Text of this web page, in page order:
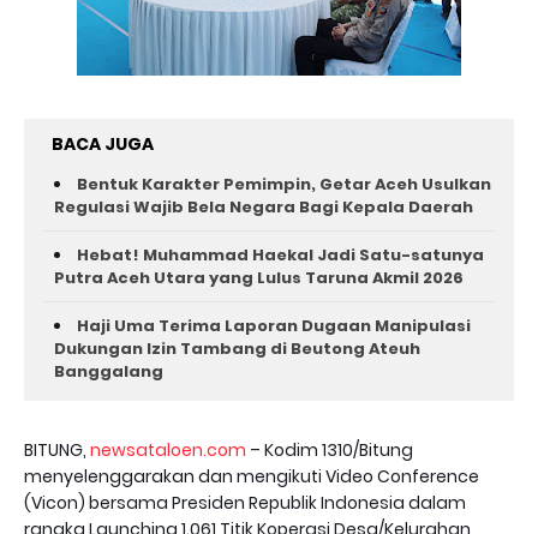
BACA JUGA
Bentuk Karakter Pemimpin, Getar Aceh Usulkan
Regulasi Wajib Bela Negara Bagi Kepala Daerah
Hebat! Muhammad Haekal Jadi Satu-satunya
Putra Aceh Utara yang Lulus Taruna Akmil 2026
Haji Uma Terima Laporan Dugaan Manipulasi
Dukungan Izin Tambang di Beutong Ateuh
Banggalang
BITUNG, newsataloen.com – Kodim 1310/Bitung
menyelenggarakan dan mengikuti Video Conference
(Vicon) bersama Presiden Republik Indonesia dalam
rangka Launching 1.061 Titik Koperasi Desa/Kelurahan